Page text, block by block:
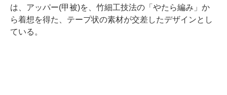
は、アッパー(甲被)を、竹細工技法の「やたら編み」か
ら着想を得た、テープ状の素材が交差したデザインとし
ている。